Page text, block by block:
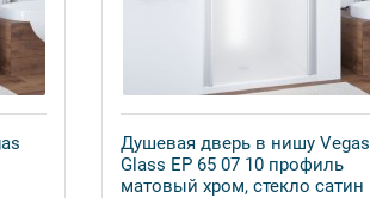
Душевая дверь в нишу Vegas
Glass EP 65 07 10 профиль
матовый хром, стекло сатин